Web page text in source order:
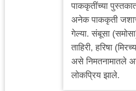
पाककृतींच्या
अनेक पाककृती
गेल्या. संबूसा
ताहिरी, हरिषा
असे निमतनामातले
लोकप्रिय झाले.